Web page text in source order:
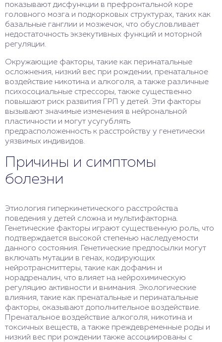
показывают дисфункции в префронтальной коре
головного мозга и подкорковых структурах, таких как
базальные ганглии и мозжечок, что обусловливает
недостаточность экзекутивных функций и моторной
регуляции.
Окружающие факторы, такие как перинатальные
осложнения, низкий вес при рождении, пренатальное
воздействие никотина и алкоголя, а также различные
психосоциальные стрессоры, также существенно
повышают риск развития ГРП у детей. Эти факторы
вызывают значимые изменения в нейрональной
пластичности и могут усугублять
предрасположенность к расстройству у генетически
уязвимых индивидов.
Причины и симптомы
болезни
Этиология гиперкинетического расстройства
поведения у детей сложна и мультифакторна.
Генетические факторы играют существенную роль, что
подтверждается высокой степенью наследуемости
данного состояния. Генетические предпосылки могут
включать мутации в генах, кодирующих
нейротрансмиттеры, такие как дофамин и
норадреналин, что влияет на нейрохимическую
регуляцию активности и внимания. Экологические
влияния, такие как пренатальные и перинатальные
факторы, оказывают дополнительное воздействие.
Пренатальное воздействие алкоголя, никотина и
токсичных веществ, а также преждевременные роды и
низкий вес при рождении также ассоциированы с